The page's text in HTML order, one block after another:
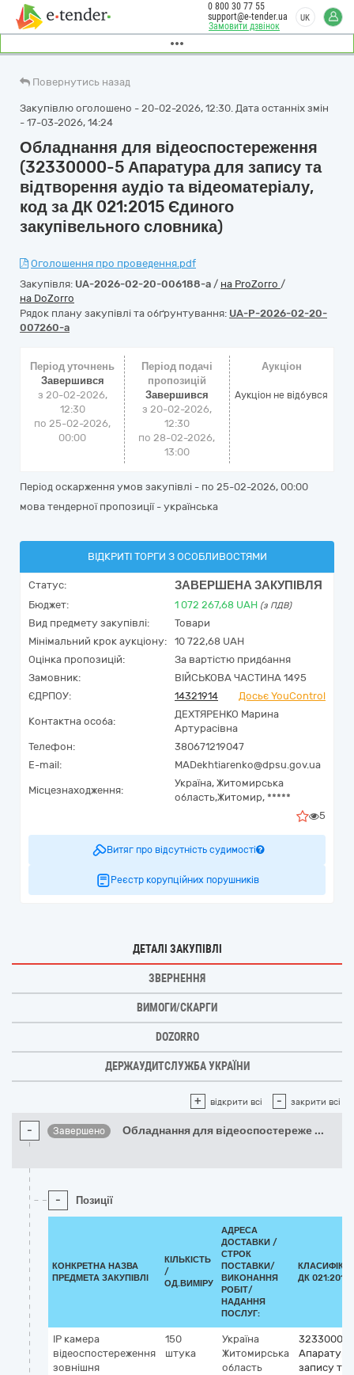
Замовити дзвінок
0 800 30 77 55
support@e-tender.ua
UK
Повернутись назад
Закупівлю оголошено - 20-02-2026, 12:30. Дата останніх змін
- 17-03-2026, 14:24
Обладнання для відеоспостереження
(32330000-5 Апаратура для запису та
відтворення аудіо та відеоматеріалу,
код за ДК 021:2015 Єдиного
закупівельного словника)
Оголошення про проведення.pdf
Закупівля: UA-2026-02-20-006188-a / на ProZorro /
на DoZorro
Рядок плану закупівлі та обґрунтування: UA-P-2026-02-20-
007260-a
Період уточнень
Завершився
з 20-02-2026,
12:30
по 25-02-2026,
00:00
Період подачі
пропозицій
Завершився
з 20-02-2026,
12:30
по 28-02-2026,
13:00
Аукціон
Аукціон не відбувся
Період оскарження умов закупівлі - по 25-02-2026, 00:00
мова тендерної пропозиції - українська
ВІДКРИТІ ТОРГИ З ОСОБЛИВОСТЯМИ
Статус: ЗАВЕРШЕНА ЗАКУПІВЛЯ
Бюджет: 1 072 267,68 UAH (з ПДВ)
Вид предмету закупівлі:
Товари
Мінімальний крок аукціону:
10 722,68 UAH
Оцінка пропозицій:
За вартістю придбання
Замовник:
ВІЙСЬКОВА ЧАСТИНА 1495
ЄДРПОУ:
14321914 Досьє YouControl
Контактна особа:
ДЕХТЯРЕНКО Марина
Артурасівна
Телефон:
380671219047
E-mail:
MADekhtiarenko@dpsu.gov.ua
Місцезнаходження:
Україна, Житомирська
область,Житомир, *****
5
Витяг про відсутність судимості
Реєстр корупційних порушників
ДЕТАЛІ ЗАКУПІВЛІ
ЗВЕРНЕННЯ
ВИМОГИ/СКАРГИ
DOZORRO
ДЕРЖАУДИТСЛУЖБА УКРАЇНИ
+ відкрити всі - закрити всі
- Завершено Обладнання для відеоспостереже ...
- Позиції
КОНКРЕТНА НАЗВА
ПРЕДМЕТА ЗАКУПІВЛІ
КІЛЬКІСТЬ
/
ОД.ВИМІРУ
АДРЕСА
ДОСТАВКИ /
СТРОК
ПОСТАВКИ/
ВИКОНАННЯ
РОБІТ/
НАДАННЯ
ПОСЛУГ:
ДК 021:2015
ІР камера
відеоспостереження
зовнішня
150
штука
Україна
Житомирська
область
запису та